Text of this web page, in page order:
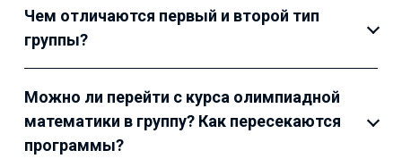
Чем отличаются первый и второй тип
группы?
Можно ли перейти с курса олимпиадной
математики в группу? Как пересекаются
программы?